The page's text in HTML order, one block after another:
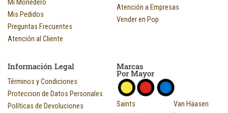
Mi Monedero
Mis Pedidos
Preguntas Frecuentes
Atención al Cliente
Atención a Empresas
Vender en Pop
Información Legal
Términos y Condiciones
Proteccion de Datos Personales
Políticas de Devoluciones
Marcas
Por Mayor
Saints
Van Häasen